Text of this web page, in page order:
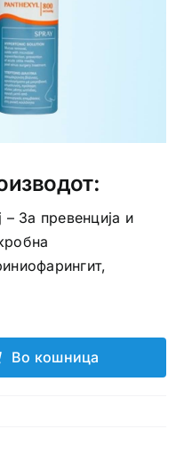
– За превенција и
Во кошница